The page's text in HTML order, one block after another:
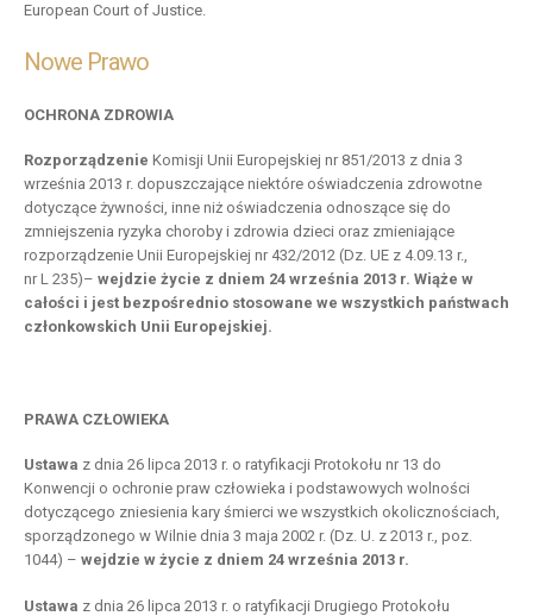
European Court of Justice.
Nowe Prawo
OCHRONA ZDROWIA
Rozporządzenie Komisji Unii Europejskiej nr 851/2013 z dnia 3
września 2013 r. dopuszczające niektóre oświadczenia zdrowotne
dotyczące żywności, inne niż oświadczenia odnoszące się do
zmniejszenia ryzyka choroby i zdrowia dzieci oraz zmieniające
rozporządzenie Unii Europejskiej nr 432/2012 (Dz. UE z 4.09.13 r.,
nr L 235)– wejdzie życie z dniem 24 września 2013 r. Wiąże w
całości i jest bezpośrednio stosowane we wszystkich państwach
członkowskich Unii Europejskiej.
PRAWA CZŁOWIEKA
Ustawa z dnia 26 lipca 2013 r. o ratyfikacji Protokołu nr 13 do
Konwencji o ochronie praw człowieka i podstawowych wolności
dotyczącego zniesienia kary śmierci we wszystkich okolicznościach,
sporządzonego w Wilnie dnia 3 maja 2002 r. (Dz. U. z 2013 r., poz.
1044) – wejdzie w życie z dniem 24 września 2013 r.
Ustawa z dnia 26 lipca 2013 r. o ratyfikacji Drugiego Protokołu